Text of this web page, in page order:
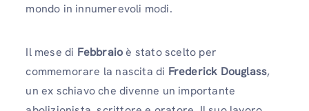
mondo in innumerevoli modi.
Il mese di Febbraioè stato scelto per
commemorare la nascita di Frederick Douglass,
un ex schiavo che divenne un importante